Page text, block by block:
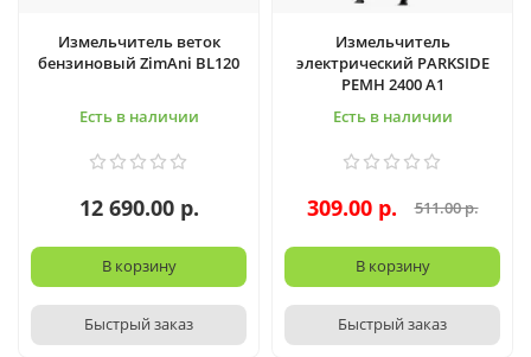
Измельчитель веток
бензиновый ZimAni BL120
Есть в наличии
12 690.00 р.
В корзину
Быстрый заказ
Измельчитель
электрический PARKSIDE
PEMH 2400 A1
Есть в наличии
309.00 р. 511.00 р.
В корзину
Быстрый заказ